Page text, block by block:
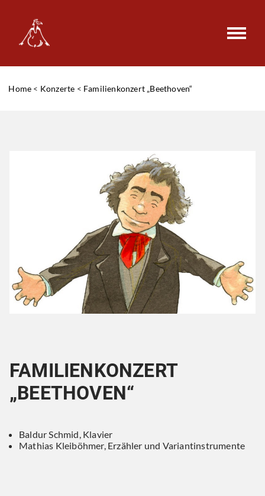
Home < Konzerte < Familienkonzert „Beethoven“
FAMILIENKONZERT
„BEETHOVEN“
Baldur Schmid, Klavier
Mathias Kleiböhmer, Erzähler und Variantinstrumente